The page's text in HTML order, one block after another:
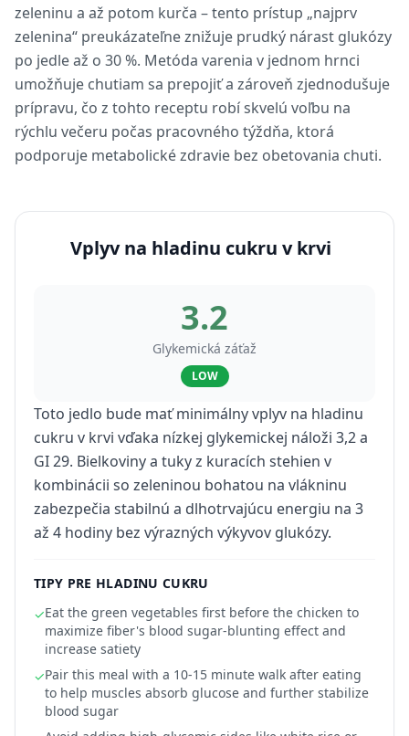
zeleninu a až potom kurča – tento prístup „najprv
zelenina“ preukázateľne znižuje prudký nárast glukózy
po jedle až o 30 %. Metóda varenia v jednom hrnci
umožňuje chutiam sa prepojiť a zároveň zjednodušuje
prípravu, čo z tohto receptu robí skvelú voľbu na
rýchlu večeru počas pracovného týždňa, ktorá
podporuje metabolické zdravie bez obetovania chuti.
Vplyv na hladinu cukru v krvi
3.2
Glykemická záťaž
LOW
Toto jedlo bude mať minimálny vplyv na hladinu
cukru v krvi vďaka nízkej glykemickej náloži 3,2 a
GI 29. Bielkoviny a tuky z kuracích stehien v
kombinácii so zeleninou bohatou na vlákninu
zabezpečia stabilnú a dlhotrvajúcu energiu na 3
až 4 hodiny bez výrazných výkyvov glukózy.
TIPY PRE HLADINU CUKRU
✓Eat the green vegetables first before the chicken to
maximize fiber's blood sugar-blunting effect and
increase satiety
✓Pair this meal with a 10-15 minute walk after eating
to help muscles absorb glucose and further stabilize
blood sugar